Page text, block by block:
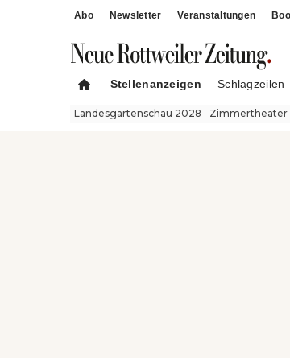
Abo Newsletter Veranstaltungen
Stellenanzeigen Schlagzeilen
Landesgartenschau 2028 Zimmertheater